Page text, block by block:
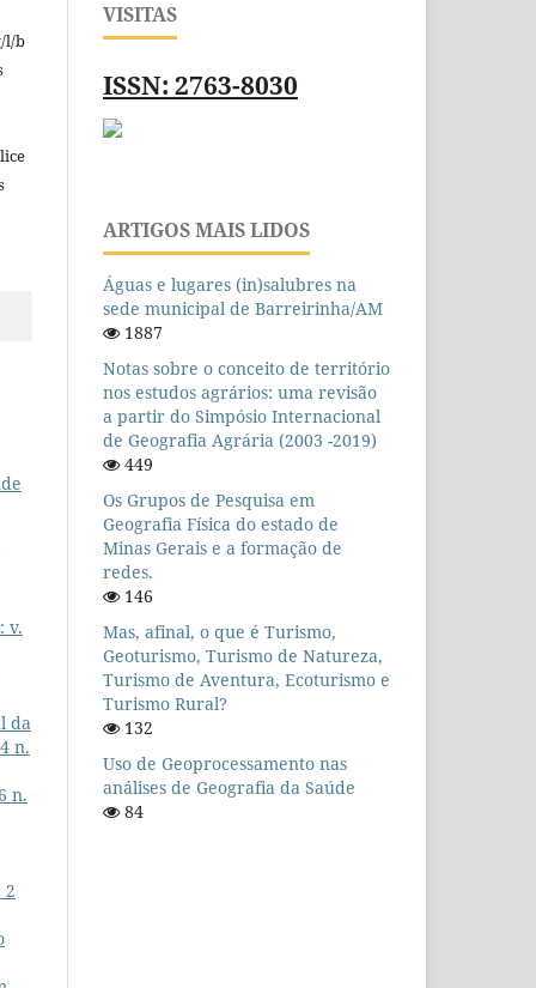
l/b
v.
da
n.
n.
2
VISITAS
ISSN: 2763-8030
ARTIGOS MAIS LIDOS
Águas e lugares (in)salubres na
sede municipal de Barreirinha/AM
1887
Notas sobre o conceito de território
nos estudos agrários: uma revisão
a partir do Simpósio Internacional
de Geografia Agrária (2003 -2019)
449
Os Grupos de Pesquisa em
Geografia Física do estado de
Minas Gerais e a formação de
redes.
146
Mas, afinal, o que é Turismo,
Geoturismo, Turismo de Natureza,
Turismo de Aventura, Ecoturismo e
Turismo Rural?
132
Uso de Geoprocessamento nas
análises de Geografia da Saúde
84